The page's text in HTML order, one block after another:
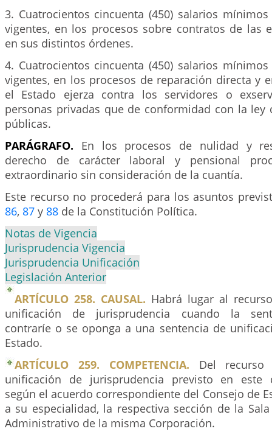
3. Cuatrocientos cincuenta (450) salarios
vigentes, en los procesos sobre contratos de las
en sus distintos órdenes.
4. Cuatrocientos cincuenta (450) salarios
vigentes, en los procesos de reparación directa y
el Estado ejerza contra los servidores o
personas privadas que de conformidad con la ley
públicas.
PARÁGRAFO. En los procesos de nulidad y
derecho de carácter laboral y pensional
extraordinario sin consideración de la cuantía.
Este recurso no procederá para los asuntos
86, 87 y 88 de la Constitución Política.
Notas de Vigencia
Jurisprudencia Vigencia
Jurisprudencia Unificación
Legislación Anterior
ARTÍCULO 258. CAUSAL. Habrá lugar al
unificación de jurisprudencia cuando la
contraríe o se oponga a una sentencia de
Estado.
ARTÍCULO 259. COMPETENCIA. Del recurso
unificación de jurisprudencia previsto en este
según el acuerdo correspondiente del Consejo de
a su especialidad, la respectiva sección de la
Administrativo de la misma Corporación.